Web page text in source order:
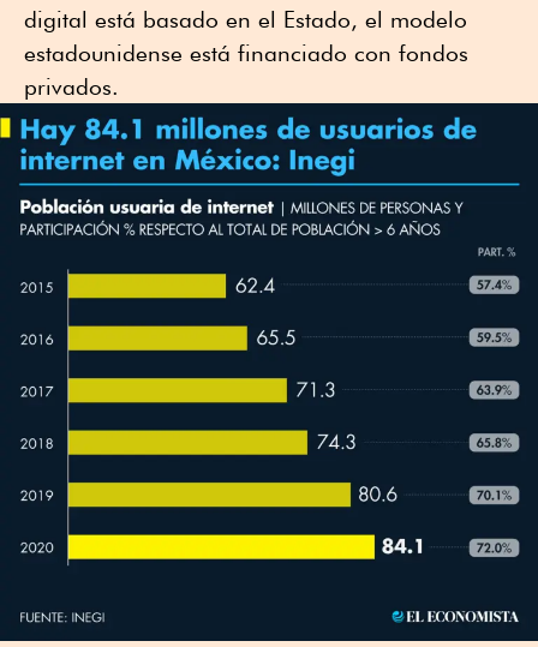
digital está basado en el Estado, el modelo
estadounidense está financiado con fondos
privados.